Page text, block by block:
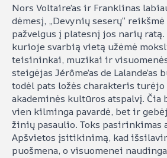
Nors Voltaire’as ir Franklinas
dėmesį, „Devynių seserų“
pažvelgus į platesnį jos narių ratą.
kurioje svarbią vietą užėmė
teisininkai, muzikai ir
steigėjas Jérôme’as de Lalande’as
todėl pats ložės charakteris
akademinės kultūros atspalvį. Čia
vien kilminga pavardė, bet ir
žinių pasaulio. Toks pasirinkimas
Apšvietos įsitikinimą, kad
puošmena, o visuomenei